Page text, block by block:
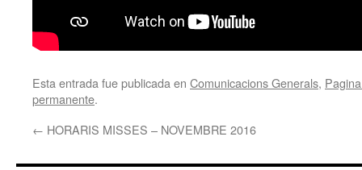
Esta entrada fue publicada en Comunicacions Generals,
permanente.
← HORARIS MISSES – NOVEMBRE 2016